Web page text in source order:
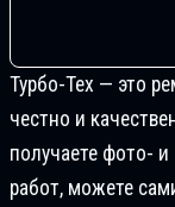
Турбо-Тех — это
честно и
получаете фото-
работ, можете